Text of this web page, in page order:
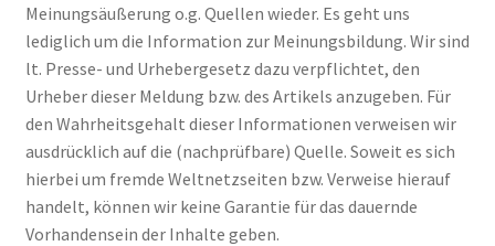
Meinungsäußerung o.g. Quellen wieder. Es geht uns
lediglich um die Information zur Meinungsbildung. Wir sind
lt. Presse- und Urhebergesetz dazu verpflichtet, den
Urheber dieser Meldung bzw. des Artikels anzugeben. Für
den Wahrheitsgehalt dieser Informationen verweisen wir
ausdrücklich auf die (nachprüfbare) Quelle. Soweit es sich
hierbei um fremde Weltnetzseiten bzw. Verweise hierauf
handelt, können wir keine Garantie für das dauernde
Vorhandensein der Inhalte geben.